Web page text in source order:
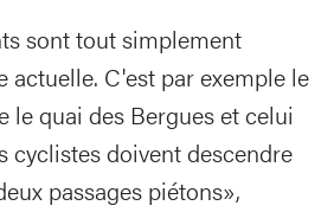
sont tout simplement
actuelle. C'est par exemple le
le quai des Bergues et celui
cyclistes doivent descendre
passages piétons»,